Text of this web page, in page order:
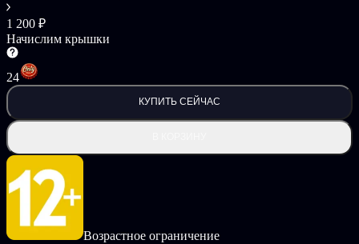
1 200 ₽
Начислим крышки
24
КУПИТЬ СЕЙЧАС
Возрастное ограничение